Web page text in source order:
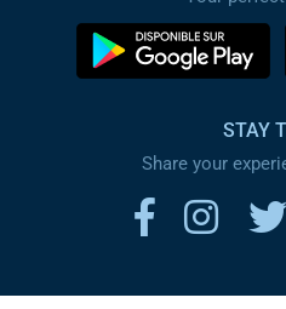
STAY
Share your